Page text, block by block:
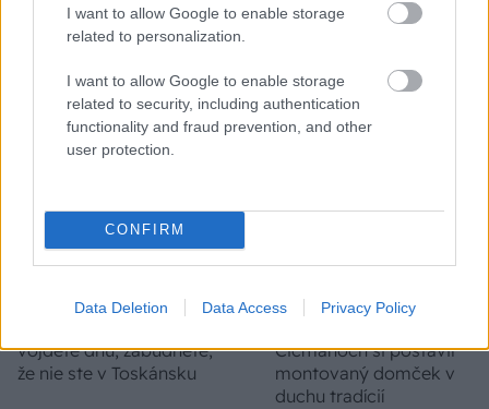
I want to allow Google to enable storage
related to personalization.
I want to allow Google to enable storage
related to security, including authentication
functionality and fraud prevention, and other
user protection.
CONFIRM
Data Deletion Data Access Privacy Policy
CHALUPA
starú chalupu na
vojdete dnu, zabudnete,
že nie ste v Toskánsku
dokáže aj podpísať.
Čičmanoch si postavil
montovaný domček v
duchu tradícií